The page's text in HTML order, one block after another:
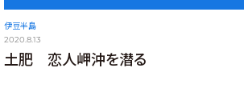
伊豆半島
2020.8.13
土肥 恋人岬沖を潜る